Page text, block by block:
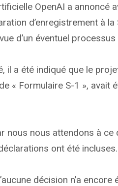
OpenAI a annoncé
d’enregistrement à la
d’un éventuel
il a été indiqué que le
« Formulaire S-1 », avait
nous nous attendons à ce
ont été incluses.
décision n’a